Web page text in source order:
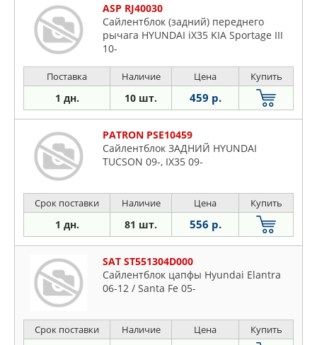
ASP RJ40030
Сайлентблок (задний) переднего
рычага HYUNDAI iX35 KIA Sportage III
10-
Поставка Наличие Цена Купить
1 дн. 10 шт. 459 р.
PATRON PSE10459
Сайлентблок ЗАДНИЙ HYUNDAI
TUCSON 09-, IX35 09-
Срок поставки Наличие Цена Купить
1 дн. 81 шт. 556 р.
SAT ST551304D000
Сайлентблок цапфы Hyundai Elantra
06-12 / Santa Fe 05-
Срок поставки Наличие Цена Купить